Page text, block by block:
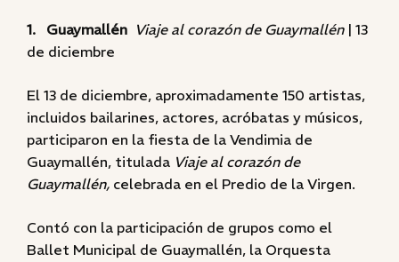
1. Guaymallén Viaje al corazón de Guaymallén | 13
de diciembre
El 13 de diciembre, aproximadamente 150 artistas,
incluidos bailarines, actores, acróbatas y músicos,
participaron en la fiesta de la Vendimia de
Guaymallén, titulada Viaje al corazón de
Guaymallén, celebrada en el Predio de la Virgen.
Contó con la participación de grupos como el
Ballet Municipal de Guaymallén, la Orquesta